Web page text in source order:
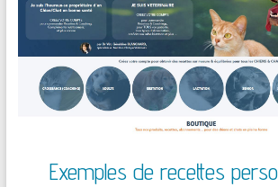
Exemples de recettes